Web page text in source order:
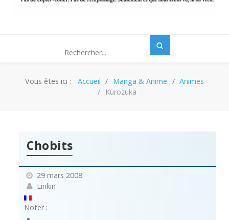
Vous êtes ici : Accueil Manga & Anime
Animes
Kurozuka
Chobits
29 mars 2008
Linkin
Noter :